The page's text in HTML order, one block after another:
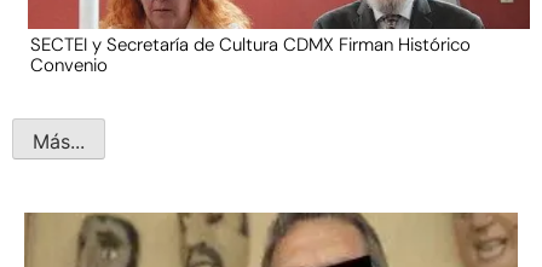
SECTEI y Secretaría de Cultura CDMX Firman Histórico
Convenio
Más...